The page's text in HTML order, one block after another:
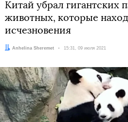
Китай убрал гигантских
животных, которые
исчезновения
Автор:
Anhelina Sheremet Дата:
15:31, 09 июля 2021